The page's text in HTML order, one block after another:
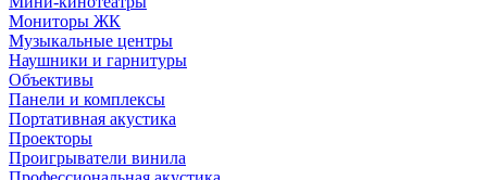
Мониторы ЖК
Музыкальные центры
Наушники и гарнитуры
Объективы
Панели и комплексы
Портативная акустика
Проекторы
Проигрыватели винила